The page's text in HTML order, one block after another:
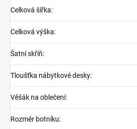
Celková šířka:
Celková výška:
Šatní skříň:
Tloušťka nábytkové desky:
Věšák na oblečení:
Rozměr botníku: